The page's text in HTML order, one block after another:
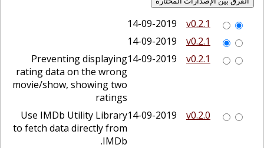
v0.2.1
14-09-2019
v0.2.1
14-09-2019
v0.2.1
14-09-2019
Preventing displaying
rating data on the wrong
movie/show, showing two
ratings
v0.2.0
14-09-2019
Use IMDb Utility Library
to fetch data directly from
IMDb.